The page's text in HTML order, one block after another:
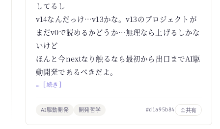
してるし
v14なんだっけ…v13かな。v13のプロジェクトが
まだv0で読めるかどうか…無理なら上げるしかな
いけど
ほんと今nextなり触るなら最初から出口までAI駆
動開発であるべきだよ。
… [続き]
AI駆動開発 開発哲学 #d1a95b84 共有